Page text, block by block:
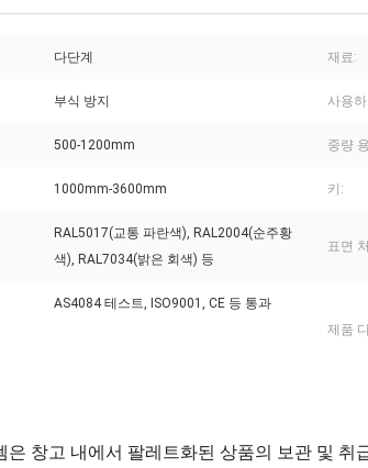
다단계 재료:
부식 방지 사용
500-1200mm 중량
1000mm-3600mm 키:
RAL5017(교통 파란색), RAL2004(순주황
색), RAL7034(밝은 회색) 등
표면
AS4084 테스트, ISO9001, CE 등 통과
제품
은 창고 내에서 팔레트화된 상품의 보관 및